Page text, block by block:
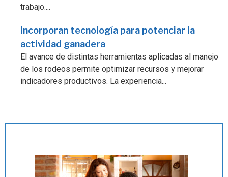
trabajo....
Incorporan tecnología para potenciar la
actividad ganadera
El avance de distintas herramientas aplicadas al manejo
de los rodeos permite optimizar recursos y mejorar
indicadores productivos. La experiencia...